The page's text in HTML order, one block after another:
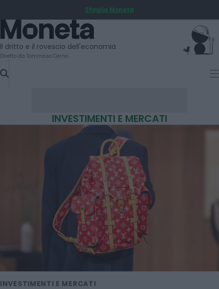
TO
CONTENT
Sfoglia Moneta
Moneta
Il dritto e il rovescio dell'economia
Diretto da Tommaso Cerno
INVESTIMENTI E MERCATI
INVESTIMENTI E MERCATI